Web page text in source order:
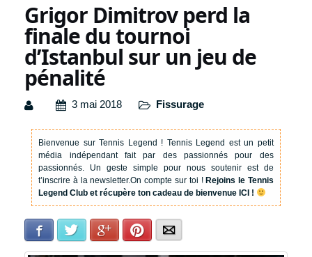
Grigor Dimitrov perd la
finale du tournoi
d’Istanbul sur un jeu de
pénalité
3 mai 2018 Fissurage
Bienvenue sur Tennis Legend ! Tennis Legend est un petit
média indépendant fait par des passionnés pour des
passionnés. Un geste simple pour nous soutenir est de
t’inscrire à la newsletter.On compte sur toi !Rejoins le Tennis
Legend Club et récupère ton cadeau de bienvenue ICI !
Facebook Twitter Google+Pinterest